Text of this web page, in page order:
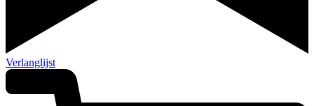
Verlanglijst